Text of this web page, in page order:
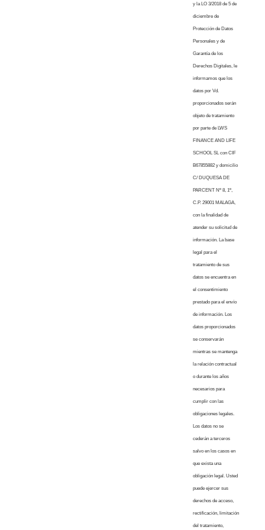
y la LO 3/2018 de 5 de
diciembre de
Protección de Datos
Personales y de
Garantía de los
Derechos Digitales, le
informamos que los
datos por Vd.
proporcionados serán
objeto de tratamiento
por parte de LWS
FINANCE AND LIFE
SCHOOL SL con CIF
B67855882 y domicilio
C/ DUQUESA DE
PARCENT Nº 8, 1º,
C.P. 29001 MALAGA,
con la finalidad de
atender su solicitud de
información. La base
legal para el
tratamiento de sus
datos se encuentra en
el consentimiento
prestado para el envío
de información. Los
datos proporcionados
se conservarán
mientras se mantenga
la relación contractual
o durante los años
necesarios para
cumplir con las
obligaciones legales.
Los datos no se
cederán a terceros
salvo en los casos en
que exista una
obligación legal. Usted
puede ejercer sus
derechos de acceso,
rectificación, limitación
del tratamiento,